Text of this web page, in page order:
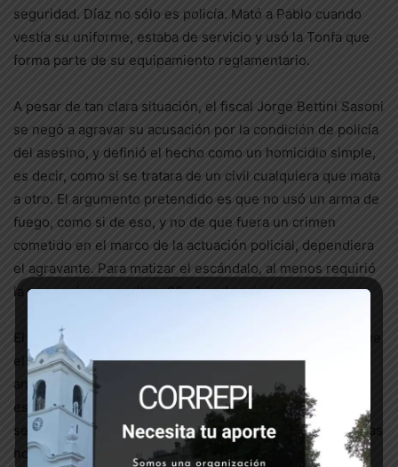
seguridad. Díaz no sólo es policía. Mató a Pablo cuando
vestía su uniforme, estaba de servicio y usó la Tonfa que
forma parte de su equipamiento reglamentario.
A pesar de tan clara situación, el fiscal Jorge Bettini Sasoni
se negó a agravar su acusación por la condición de policía
del asesino, y definió el hecho como un homicidio simple,
es decir, como si se tratara de un civil cualquiera que mata
a otro. El argumento pretendido es que no usó un arma de
fuego, como si de eso, y no de que fuera un crimen
cometido en el marco de la actuación policial, dependiera
el agravante. Para matizar el escándalo, al menos requirió
la pena máxima posible, 25 años de prisión.
El jueves pasado se realizó una nueva audiencia, en la que
el acusado podría decir sus palabras finales al tribunal
antes que éste diera a conocer el veredicto. De manera
escandalosa, después de que Díaz hablara unos pocos
segundos sin siquiera disculparse, debimos esperar varias
horas en el edificio, hasta que se nos informó que se